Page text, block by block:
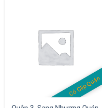
Có Clip Quán